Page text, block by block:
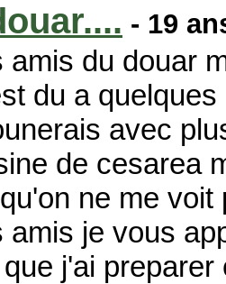
- 19
amis du douar
du a
avec
de cesarea
ne me
amis je vous
j'ai preparer